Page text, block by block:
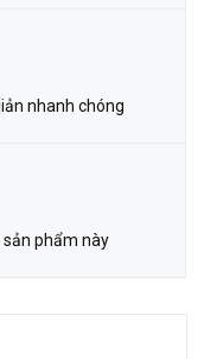
nhanh chóng
sản phẩm này